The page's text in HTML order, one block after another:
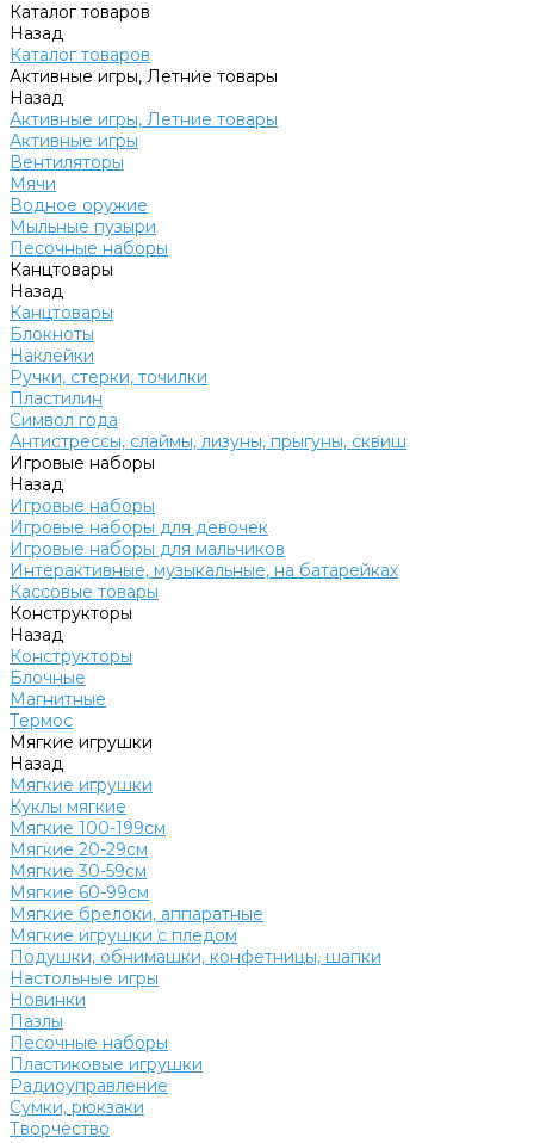
Каталог товаров
Назад
Каталог товаров
Активные игры, Летние товары
Назад
Активные игры, Летние товары
Активные игры
Вентиляторы
Мячи
Водное оружие
Мыльные пузыри
Песочные наборы
Канцтовары
Назад
Канцтовары
Блокноты
Наклейки
Ручки, стерки, точилки
Пластилин
Символ года
Антистрессы, слаймы, лизуны, прыгуны, сквиш
Игровые наборы
Назад
Игровые наборы
Игровые наборы для девочек
Игровые наборы для мальчиков
Интерактивные, музыкальные, на батарейках
Кассовые товары
Конструкторы
Назад
Конструкторы
Блочные
Магнитные
Термос
Мягкие игрушки
Назад
Мягкие игрушки
Куклы мягкие
Мягкие 100-199см
Мягкие 20-29см
Мягкие 30-59см
Мягкие 60-99см
Мягкие брелоки, аппаратные
Мягкие игрушки с пледом
Подушки, обнимашки, конфетницы, шапки
Настольные игры
Новинки
Пазлы
Песочные наборы
Пластиковые игрушки
Радиоуправление
Сумки, рюкзаки
Творчество